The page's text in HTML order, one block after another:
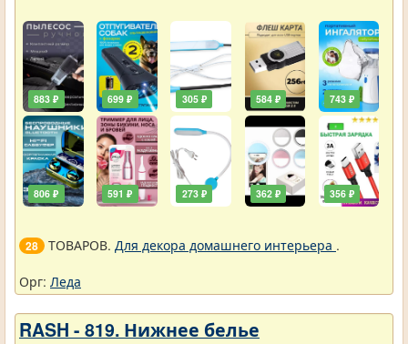
883 ₽
806 ₽
699 ₽
591 ₽
305 ₽
273 ₽
584 ₽
362 ₽
743 ₽
356 ₽
28 ТОВАРОВ. Для декора домашнего интерьера .
Орг: Леда
RASH - 819. Нижнее белье